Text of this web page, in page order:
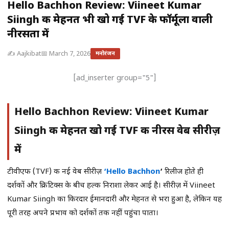
Hello Bachhon Review: Viineet Kumar
Siingh की मेहनत भी खो गई TVF के फॉर्मूला वाली
नीरसता में
✍️ Aajkibat📅 March 7, 2026 मनोरंजन
[ad_inserter group="5"]
Hello Bachhon Review: Viineet Kumar
Siingh की मेहनत खो गई TVF की नीरस वेब सीरीज़
में
टीवीएफ (TVF) की नई वेब सीरीज़ ‘Hello Bachhon’ रिलीज होते ही
दर्शकों और क्रिटिक्स के बीच हल्की निराशा लेकर आई है। सीरीज़ में Viineet
Kumar Siingh का किरदार ईमानदारी और मेहनत से भरा हुआ है, लेकिन यह
पूरी तरह अपने प्रभाव को दर्शकों तक नहीं पहुंचा पाता।